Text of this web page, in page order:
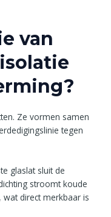
van
Ze vormen samen
tegen
glaslat sluit de
stroomt koude
wat direct merkbaar is